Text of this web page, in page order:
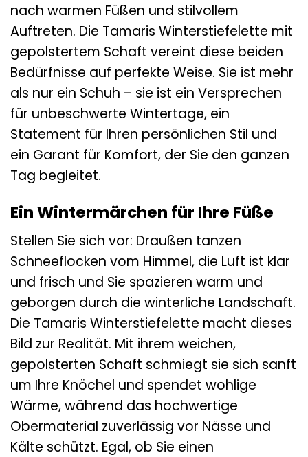
nach warmen Füßen und stilvollem
Auftreten. Die Tamaris Winterstiefelette mit
gepolstertem Schaft vereint diese beiden
Bedürfnisse auf perfekte Weise. Sie ist mehr
als nur ein Schuh – sie ist ein Versprechen
für unbeschwerte Wintertage, ein
Statement für Ihren persönlichen Stil und
ein Garant für Komfort, der Sie den ganzen
Tag begleitet.
Ein Wintermärchen für Ihre Füße
Stellen Sie sich vor: Draußen tanzen
Schneeflocken vom Himmel, die Luft ist klar
und frisch und Sie spazieren warm und
geborgen durch die winterliche Landschaft.
Die Tamaris Winterstiefelette macht dieses
Bild zur Realität. Mit ihrem weichen,
gepolsterten Schaft schmiegt sie sich sanft
um Ihre Knöchel und spendet wohlige
Wärme, während das hochwertige
Obermaterial zuverlässig vor Nässe und
Kälte schützt. Egal, ob Sie einen